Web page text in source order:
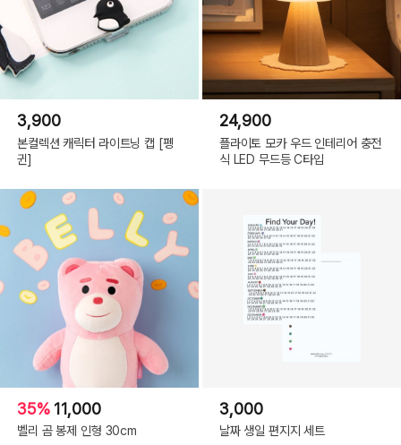
3,900
본컬렉션 캐릭터 라이트닝 캡 [펭
귄]
24,900
플라이토 모카 우드 인테리어 충전
식 LED 무드등 C타입
35% 11,000
벨리 곰 봉제 인형 30cm
3,000
날짜 생일 편지지 세트